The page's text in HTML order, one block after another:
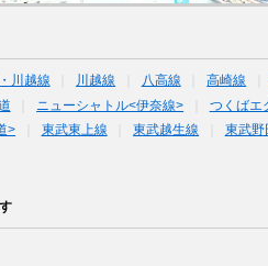
川越線 川越線 八高線 高崎線
ニューシャトル<伊奈線> つくばエ
> 東武東上線 東武越生線
東武野